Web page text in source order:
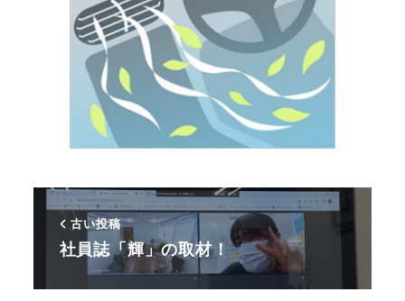
古い投稿
社員誌「輝」の取材！